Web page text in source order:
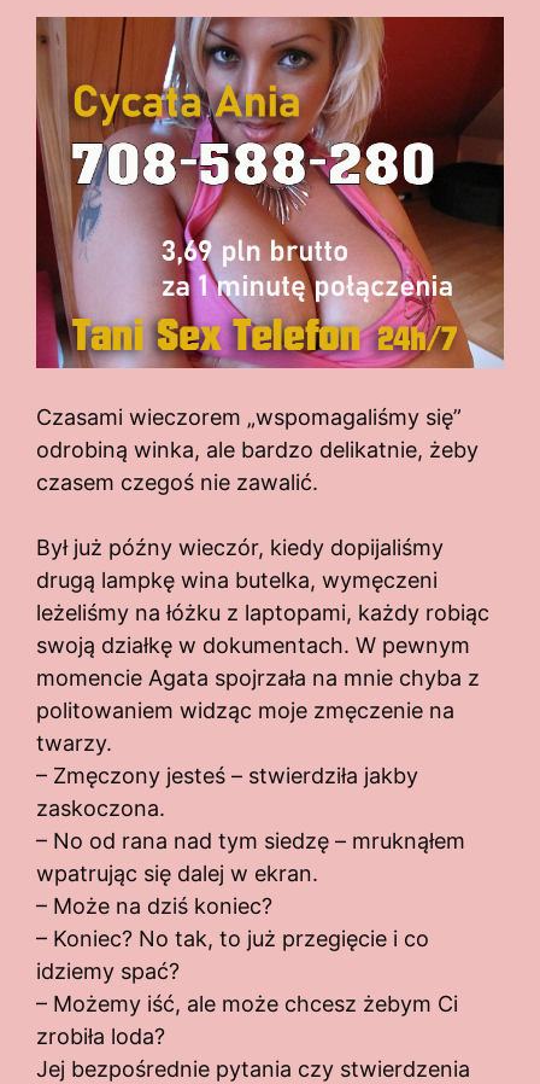
Czasami wieczorem „wspomagaliśmy się”
odrobiną winka, ale bardzo delikatnie, żeby
czasem czegoś nie zawalić.
Był już późny wieczór, kiedy dopijaliśmy
drugą lampkę wina butelka, wymęczeni
leżeliśmy na łóżku z laptopami, każdy robiąc
swoją działkę w dokumentach. W pewnym
momencie Agata spojrzała na mnie chyba z
politowaniem widząc moje zmęczenie na
twarzy.
– Zmęczony jesteś – stwierdziła jakby
zaskoczona.
– No od rana nad tym siedzę – mruknąłem
wpatrując się dalej w ekran.
– Może na dziś koniec?
– Koniec? No tak, to już przegięcie i co
idziemy spać?
– Możemy iść, ale może chcesz żebym Ci
zrobiła loda?
Jej bezpośrednie pytania czy stwierdzenia